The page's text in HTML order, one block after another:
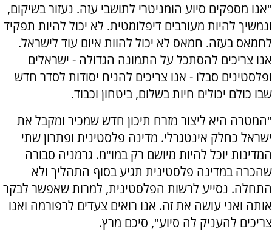
"אנו מספקים סיוע הומניטרי לתושבי עזה. נעזור בשיקום,
ונמשיך להיות מעורבים דיפלומטית. לא יכול להיות תפקיד
לחמאס בעזה. חמאס לא יכול להוות איום עוד לישראל.
אנו צריכים להסתכל על התמונה הגדולה - ישראלים
ופלסטינים סבלו - אנו צריכים להניח יסודות לסדר חדש
שבו כולם יכולים חיות בשלום, ביטחון וכבוד.
"המטרה היא ליצור מזרח תיכון חדש שמכיר ומקבל את
ישראל כחלק אינטגרלי. מדינה פלסטינית ופתרון שתי
המדינות יוכל להיות מיושם רק במו"מ. גרמניה סבורה
שהכרה במדינה פלסטינית תגיע בסוף התהליך ולא
התחלה. נסייע לרשות הפלסטינית, למרות שאפשר לבקר
אותה ואני עושה את זה. אנו רואים צעדים לרפורמה ואנו
צריכים להעניק לה סיוע", סיכם מרץ.